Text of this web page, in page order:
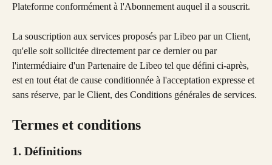
Plateforme conformément à l'Abonnement auquel il a souscrit.
La souscription aux services proposés par Libeo par un Client,
qu'elle soit sollicitée directement par ce dernier ou par
l'intermédiaire d'un Partenaire de Libeo tel que défini ci-après,
est en tout état de cause conditionnée à l'acceptation expresse et
sans réserve, par le Client, des Conditions générales de services.
Termes et conditions
1. Définitions